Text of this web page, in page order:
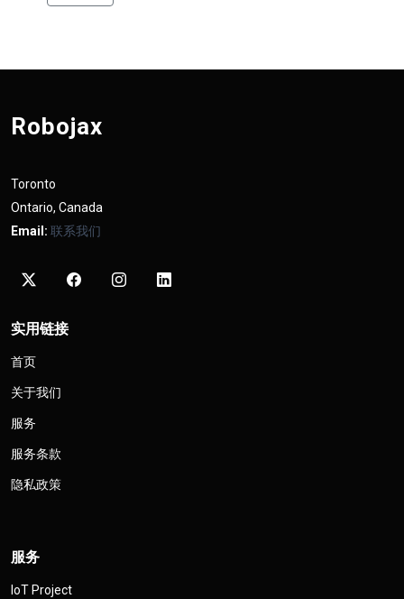
Robojax
Toronto
Ontario, Canada
Email: 联系我们
实用链接
首页
关于我们
服务
服务条款
隐私政策
服务
IoT Project